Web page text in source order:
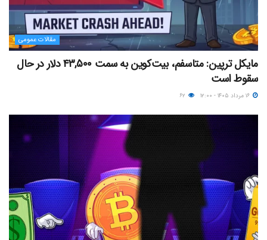
مقالات عمومی
مایکل ترپین: متاسفم، بیت‌کوین به سمت ۴۳,۵۰۰ دلار در حال
سقوط است